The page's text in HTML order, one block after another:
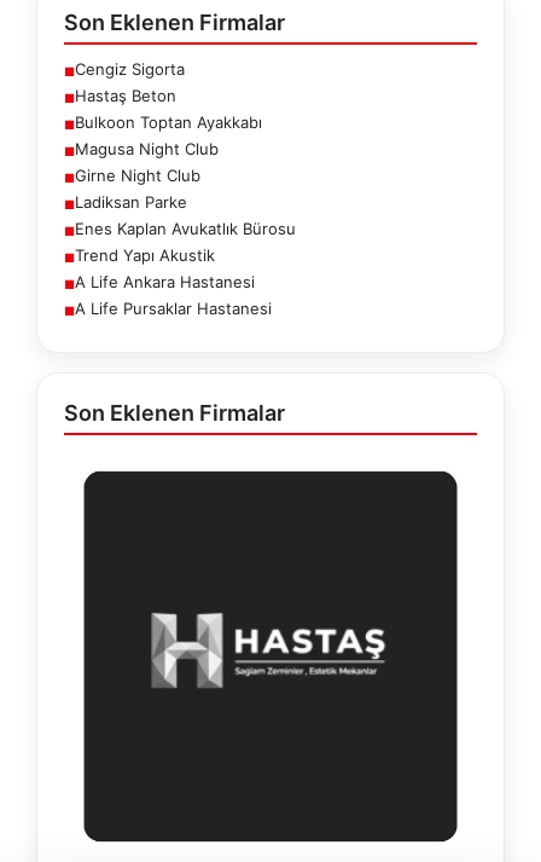
Son Eklenen Firmalar
■Cengiz Sigorta
■Hastaş Beton
■Bulkoon Toptan Ayakkabı
■Magusa Night Club
■Girne Night Club
■Ladiksan Parke
■Enes Kaplan Avukatlık Bürosu
■Trend Yapı Akustik
■A Life Ankara Hastanesi
■A Life Pursaklar Hastanesi
Son Eklenen Firmalar